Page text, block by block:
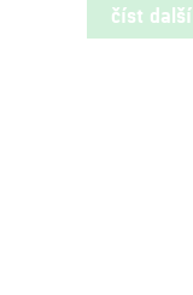
číst další